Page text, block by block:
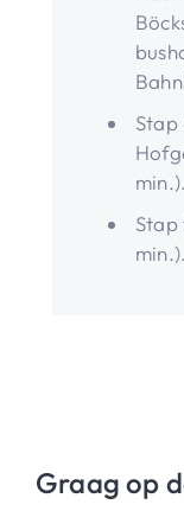
Stap
min.).
Stap
min.).
Graag op